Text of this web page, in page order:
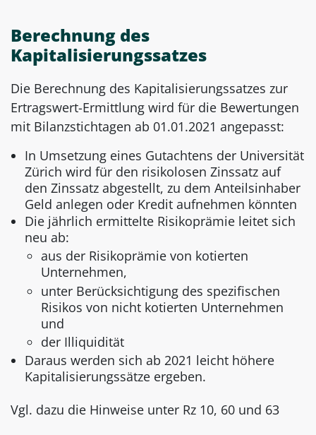
Berechnung des
Kapitalisierungssatzes
Die Berechnung des Kapitalisierungssatzes zur
Ertragswert-Ermittlung wird für die Bewertungen
mit Bilanzstichtagen ab 01.01.2021 angepasst:
In Umsetzung eines Gutachtens der Universität
Zürich wird für den risikolosen Zinssatz auf
den Zinssatz abgestellt, zu dem Anteilsinhaber
Geld anlegen oder Kredit aufnehmen könnten
Die jährlich ermittelte Risikoprämie leitet sich
neu ab:
aus der Risikoprämie von kotierten
Unternehmen,
unter Berücksichtigung des spezifischen
Risikos von nicht kotierten Unternehmen
und
der Illiquidität
Daraus werden sich ab 2021 leicht höhere
Kapitalisierungssätze ergeben.
Vgl. dazu die Hinweise unter Rz 10, 60 und 63